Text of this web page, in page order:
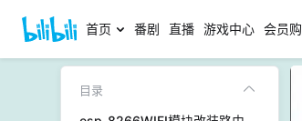
首页 番剧 直播 游戏中心 会员购
目录